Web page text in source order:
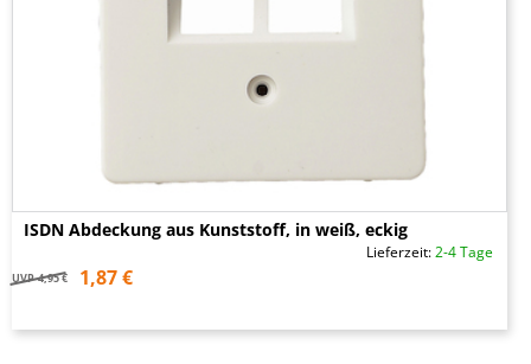
ISDN Abdeckung aus Kunststoff, in weiß, eckig
Lieferzeit:2-4 Tage
UVP 4,95 € 1,87 €